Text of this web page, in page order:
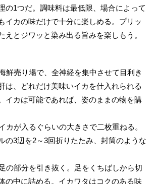
の1つだ。調味料は最低限、場合によって
イカの味だけで十分に楽しめる。プリッ
えとジワッと染み出る旨みを楽しもう。
鮮売り場で、全神経を集中させて目利き
は、どれだけ美味いイカを仕入れられる
イカは可能であれば、姿のままの物を購
カが入るぐらいの大きさで二枚重ねる。
の3辺を2～3回折りたたみ、封筒のような
の部分を引き抜く。足をくちばしから切
の中に詰める。イカワタはコクのある味